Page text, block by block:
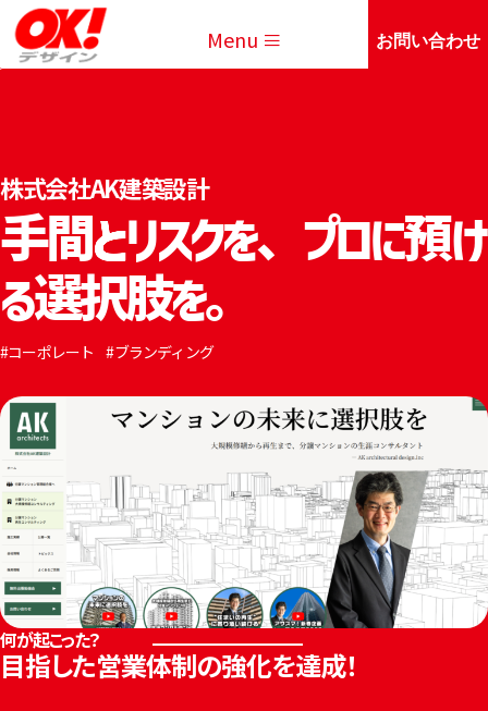
Menu お問い合わせ
株式会社AK建築設計
手間とリスクを、プロに預け
る選択肢を。
コーポレート ブランディング
目指した営業体制の強化を達成！